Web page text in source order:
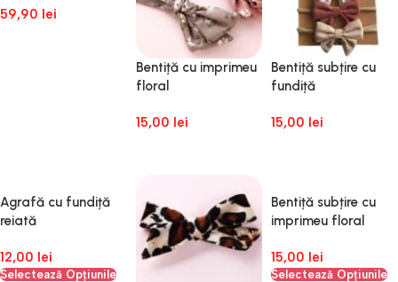
59,90 lei
Bentiță cu imprimeu
floral
15,00 lei
Bentiță subțire cu
fundiță
15,00 lei
Agrafă cu fundiță
reiată
12,00 lei
Selectează Opțiunile
Bentiță subțire cu
imprimeu floral
15,00 lei
Selectează Opțiunile